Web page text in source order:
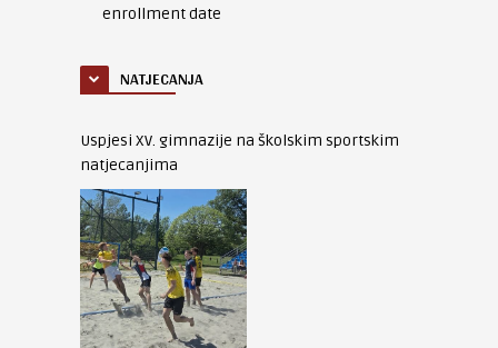
enrollment date
NATJECANJA
Uspjesi XV. gimnazije na školskim sportskim
natjecanjima